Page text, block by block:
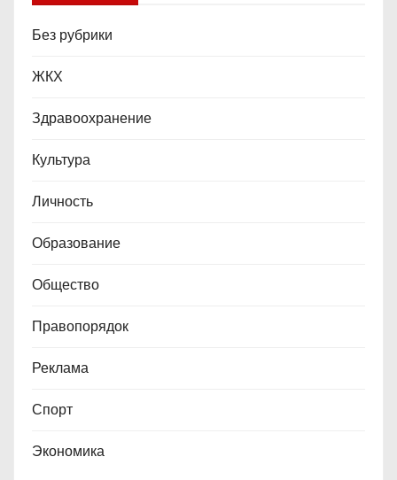
Без рубрики
ЖКХ
Здравоохранение
Культура
Личность
Образование
Общество
Правопорядок
Реклама
Спорт
Экономика